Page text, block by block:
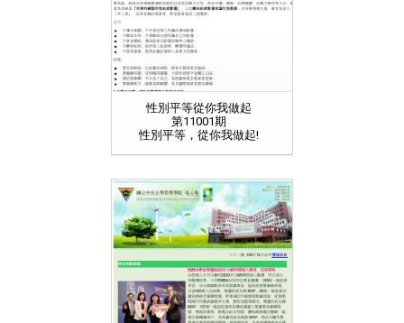
性別平等從你我做起
第11001期
性別平等，從你我做起!